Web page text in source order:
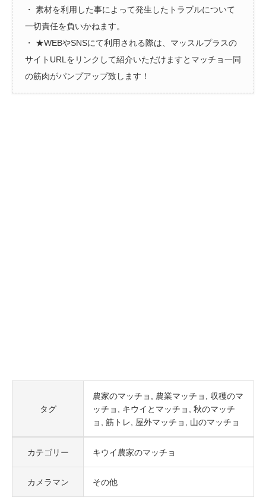
・ 素材を利用した事によって発生したトラブルについて
一切責任を負いかねます。
・ ★WEBやSNSにて利用される際は、マッスルプラスの
サイトURLをリンクして紹介いただけますとマッチョ一同
の筋肉がパンプアップ致します！
タグ
農家のマッチョ 農業マッチョ
収穫のマ
ッチョ
キウイとマッチョ
秋のマッチ
ョ
筋トレ 屋外マッチョ 山のマッチョ
カテゴリー キウイ農家のマッチョ
カメラマン その他